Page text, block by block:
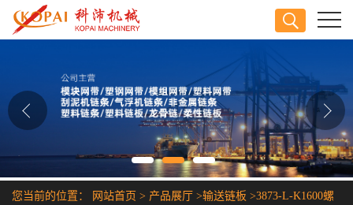
公司介绍
公司动态
证书荣誉
您当前的位置： 网站首页 > 产品展厅 >输送链板 >3873-L-K1600螺